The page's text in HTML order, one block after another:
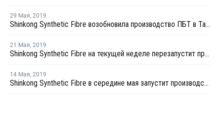
29 Мая, 2019
Shinkong Synthetic Fibre возобновила производство ПБТ в Тайване после профилактики
21 Мая, 2019
Shinkong Synthetic Fibre на текущей неделе перезапустит производство ПБТ в Тайване после профилактики
14 Мая, 2019
Shinkong Synthetic Fibre в середине мая запустит производство ПБТ в Тайване после профилактики